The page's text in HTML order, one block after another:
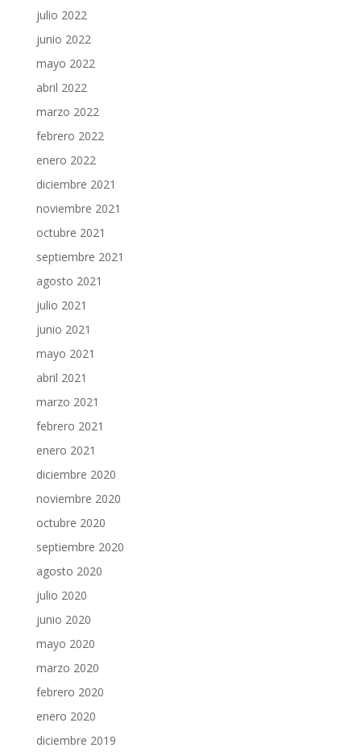
julio 2022
junio 2022
mayo 2022
abril 2022
marzo 2022
febrero 2022
enero 2022
diciembre 2021
noviembre 2021
octubre 2021
septiembre 2021
agosto 2021
julio 2021
junio 2021
mayo 2021
abril 2021
marzo 2021
febrero 2021
enero 2021
diciembre 2020
noviembre 2020
octubre 2020
septiembre 2020
agosto 2020
julio 2020
junio 2020
mayo 2020
marzo 2020
febrero 2020
enero 2020
diciembre 2019